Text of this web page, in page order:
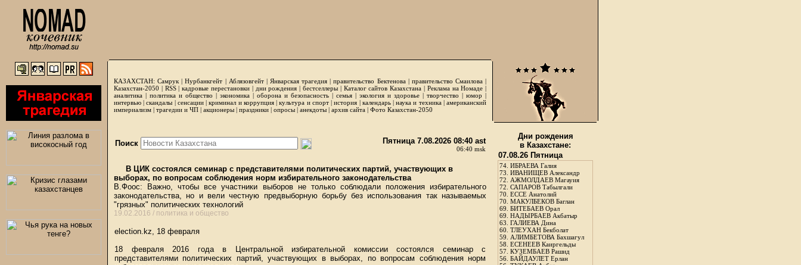
КАЗАХСТАН: Самрук |Нурбанкгейт | Аблязовгейт| Январская трагедия |правительство Бектенова| правительство Смаилова|
Казахстан-2050 | RSS|кадровые перестановки| дни рождения | бестселлеры| Каталог сайтов Казахстана | Реклама на Номаде |
аналитика | политика и общество | экономика | оборона и безопасность | семья | экология и здоровье | творчество | юмор |
интервью |скандалы | сенсации|криминал и коррупция|культура и спорт|история | календарь|наука и техника|американский
империализм | трагедии и ЧП | акционеры | праздники | опросы | анекдоты | архив сайта | Фото Казахстан-2050
Поиск Пятница 7.08.2026 08:40 ast
06:40 msk
В ЦИК состоялся семинар с представителями политических партий, участвующих в
выборах, по вопросам соблюдения норм избирательного законодательства
В.Фоос: Важно, чтобы все участники выборов не только соблюдали положения избирательного
законодательства, но и вели честную предвыборную борьбу без использования так называемых
"грязных" политических технологий
19.02.2016 / политика и общество
election.kz, 18 февраля
18 февраля 2016 года в Центральной избирательной комиссии состоялся семинар с
представителями политических партий, участвующих в выборах, по вопросам соблюдения норм
Дни рождения
в Казахстане:
07.08.26 Пятница
74. ИБРАЕВА Галия
73. ИВАНИЩЕВ Александр
72. АЖМОЛДАЕВ Магауия
72. САПАРОВ Табылгали
70. ЕССЕ Анатолий
70. МАКУЛБЕКОВ Баглан
69. БИТЕБАЕВ Орал
69. НАДЫРБАЕВ Акбатыр
63. ГАЛИЕВА Дина
60. ТЛЕУХАН Бекболат
59. АЛИМБЕТОВА Бахшагул
58. ЕСЕНЕЕВ Каиргельды
57. КУЗЕМБАЕВ Рашид
56. БАЙДАУЛЕТ Ерлан